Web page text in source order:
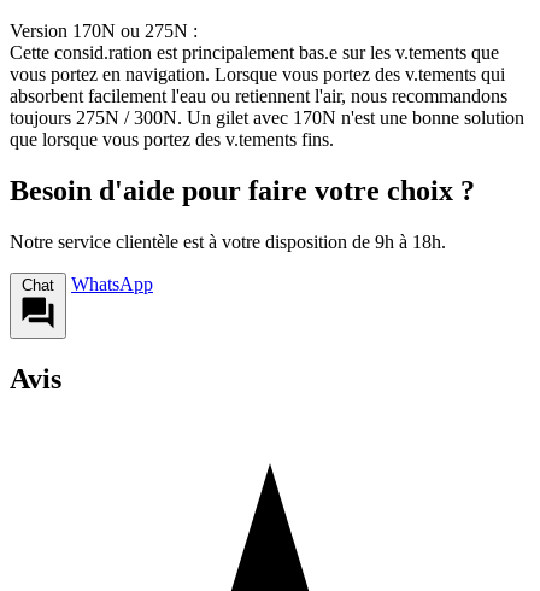
Version 170N ou 275N :
Cette consid.ration est principalement bas.e sur les v.tements que
vous portez en navigation. Lorsque vous portez des v.tements qui
absorbent facilement l'eau ou retiennent l'air, nous recommandons
toujours 275N / 300N. Un gilet avec 170N n'est une bonne solution
que lorsque vous portez des v.tements fins.
Besoin d'aide pour faire votre choix ?
Notre service clientèle est à votre disposition de 9h à 18h.
Chat WhatsApp
Avis